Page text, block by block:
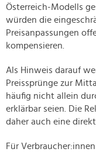
Österreich-Modells
würden die
Preisanpassungen
kompensieren.
Als Hinweis darauf
Preissprünge zur
häufig nicht allein
erklärbar seien. Die
daher auch eine
Für